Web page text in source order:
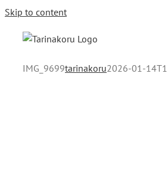
Skip to content
IMG_9699tarinakoru2026-01-